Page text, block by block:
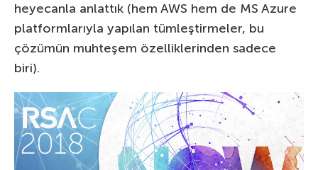
heyecanla anlattık (hem AWS hem de MS Azure
platformlarıyla yapılan tümleştirmeler, bu
çözümün muhteşem özelliklerinden sadece
biri).